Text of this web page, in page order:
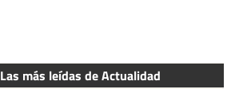
Las más leídas de Actualidad